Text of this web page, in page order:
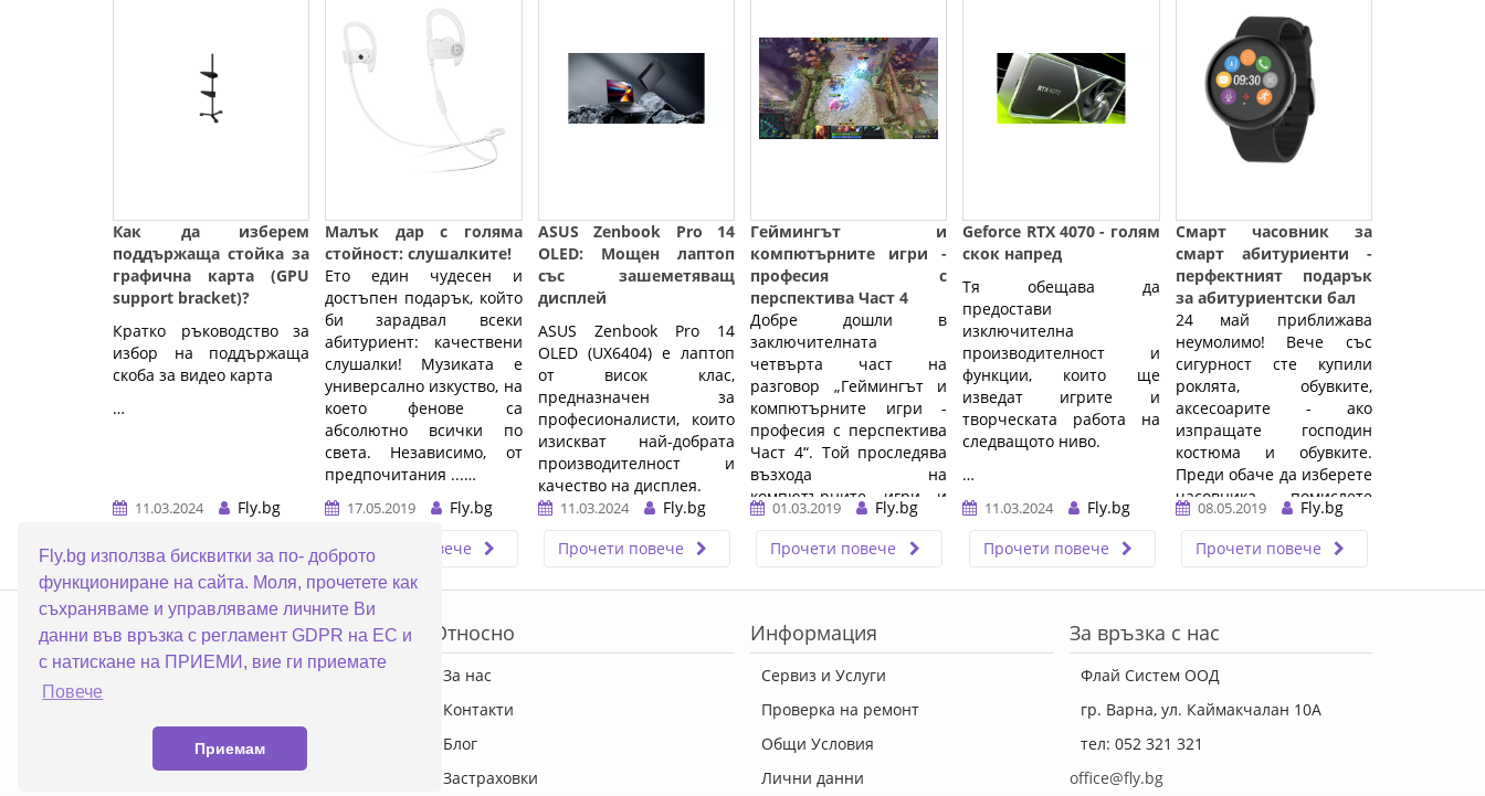
Fly.bg използва бисквитки за по- доброто
функциониране на сайта. Моля, прочетете как
съхраняваме и управляваме личните Ви
данни във връзка с регламент GDPR на ЕС и
с натискане на ПРИЕМИ, вие ги приемате
Повече
Приемам
Как да изберем
поддържаща стойка за
графична карта (GPU
support bracket)?
Кратко ръководство за
избор на поддържаща
скоба за видео карта
…
11.03.2024
Fly.bg
Прочети повече
Малък дар с голяма
стойност: слушалките!
Ето един чудесен и
достъпен подарък, който
би зарадвал всеки
абитуриент: качествени
слушалки! Музиката е
универсално изкуство, на
което фенове са
абсолютно всички по
света. Независимо, от
предпочитания ...…
17.05.2019
Fly.bg
Прочети повече
ASUS Zenbook Pro 14
OLED: Мощен лаптоп
със зашеметяващ
дисплей
ASUS Zenbook Pro 14
OLED (UX6404) е лаптоп
от висок клас,
предназначен за
професионалисти, които
изискват най-добрата
производителност и
качество на дисплея.
… 11.03.2024
Fly.bg
Прочети повече
Геймингът и
компютърните игри -
професия с
перспектива Част 4
Добре дошли в
заключителната
четвърта част на
разговор „Геймингът и
компютърните игри -
професия с перспектива
Част 4“. Той проследява
възхода на
компютърните игри и
превръщането им в
световна ...…
01.03.2019
Fly.bg
Прочети повече
Geforce RTX 4070 - голям
скок напред
Тя обещава да
предостави
изключителна
производителност и
функции, които ще
изведат игрите и
творческата работа на
следващото ниво.
…
11.03.2024
Fly.bg
Прочети повече
Смарт часовник за
смарт абитуриенти -
перфектният подарък
за абитуриентски бал
24 май приближава
неумолимо! Вече със
сигурност сте купили
роклята, обувките,
аксесоарите - ако
изпращате господин
костюма и обувките.
Преди обаче да изберете
часовника - помислете
пак. Вместо Филип ...…
08.05.2019
Fly.bg
Прочети повече
ERROR5
Топ категории
ПРОМОЦИИ
Настолни компютри
Смартфони
Относно
За нас
Контакти
Блог
Застраховки
Информация
Сервиз и Услуги
Проверка на ремонт
Общи Условия
Лични данни
За връзка с нас
Флай Систем ООД
гр. Варна, ул. Каймакчалан 10А
тел: 052 321 321
office@fly.bg